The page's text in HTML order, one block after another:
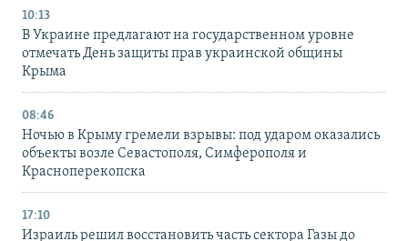
10:13
В Украине предлагают на государственном уровне
отмечать День защиты прав украинской общины
Крыма
08:46
Ночью в Крыму гремели взрывы: под ударом оказались
объекты возле Севастополя, Симферополя и
Красноперекопска
17:10
Израиль решил восстановить часть сектора Газы до